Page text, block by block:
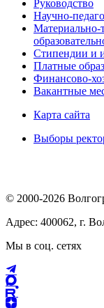
Руководство
Научно-
Материально-
Стипендии и
Платные
Финансово-
Вакантные
Карта сайта
Выборы
© 2000-2026
Адрес: 400062, г.
Мы в соц. сетях